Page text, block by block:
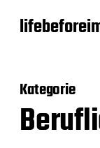
Kategorie